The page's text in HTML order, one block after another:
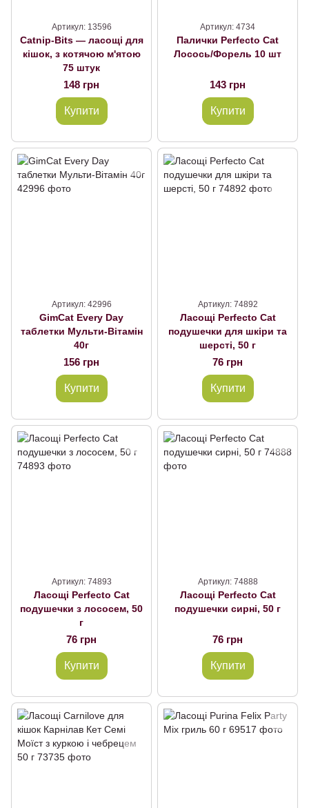
Артикул: 13596
Catnip-Bits — ласощі для
кішок, з котячою м'ятою
75 штук
148 грн
Купити
Артикул: 4734
Палички Perfecto Cat
Лосось/Форель 10 шт
143 грн
Купити
Артикул: 42996
GimCat Every Day
таблетки Мульти-Вітамін
40г
156 грн
Купити
Артикул: 74892
Ласощі Perfecto Cat
подушечки для шкіри та
шерсті, 50 г
76 грн
Купити
Артикул: 74893
Ласощі Perfecto Cat
подушечки з лососем, 50
г
76 грн
Купити
Артикул: 74888
Ласощі Perfecto Cat
подушечки сирні, 50 г
76 грн
Купити